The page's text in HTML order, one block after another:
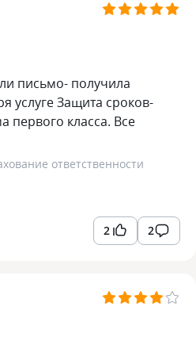
письмо- получила
услуге Защита сроков-
первого класса. Все
ответственности
2 2